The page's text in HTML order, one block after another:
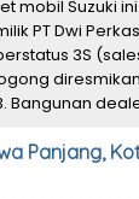
mobil Suzuki
PT Dwi
3S
Bangunan
Panjang,